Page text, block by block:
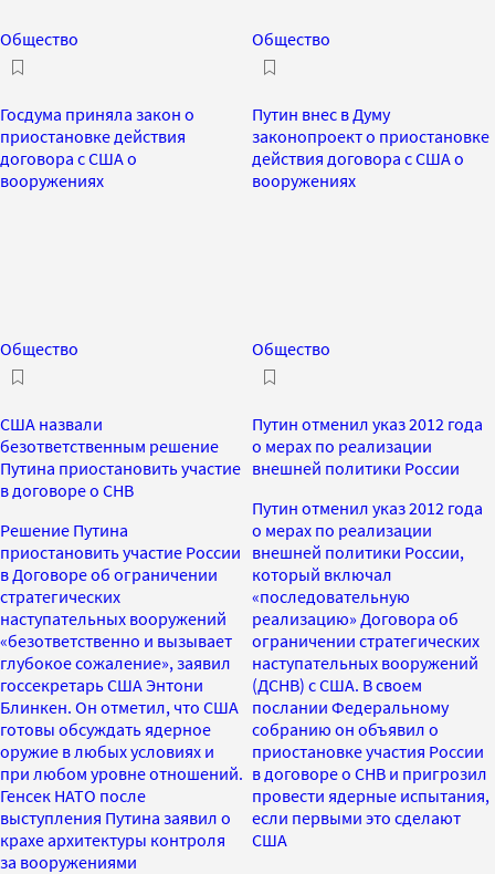
Общество
Госдума приняла закон о
приостановке действия
договора с США о
вооружениях
Общество
Путин внес в Думу
законопроект о приостановке
действия договора с США о
вооружениях
Общество
США назвали
безответственным решение
Путина приостановить участие
в договоре о СНВ
Решение Путина
приостановить участие России
в Договоре об ограничении
стратегических
наступательных вооружений
«безответственно и вызывает
глубокое сожаление», заявил
госсекретарь США Энтони
Блинкен. Он отметил, что США
готовы обсуждать ядерное
оружие в любых условиях и
при любом уровне отношений.
Генсек НАТО после
выступления Путина заявил о
крахе архитектуры контроля
за вооружениями
Общество
Путин отменил указ 2012 года
о мерах по реализации
внешней политики России
Путин отменил указ 2012 года
о мерах по реализации
внешней политики России,
который включал
«последовательную
реализацию» Договора об
ограничении стратегических
наступательных вооружений
(ДСНВ) с США. В своем
послании Федеральному
собранию он объявил о
приостановке участия России
в договоре о СНВ и пригрозил
провести ядерные испытания,
если первыми это сделают
США